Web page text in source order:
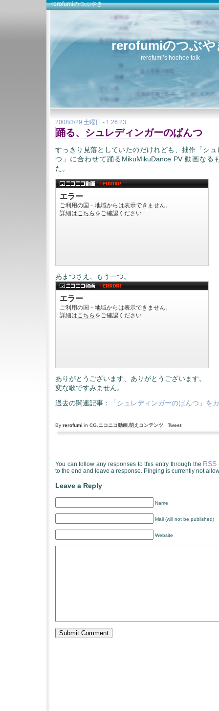
rerofumiのつぶやき
rerofumiのつぶや
rerofumi’s hoehoe talk
2008/3/29 土曜日 - 1:26:23
踊る、シュレディンガーのぱんつ
すっきり見落としていたのだけれども、拙作「シ
つ」に合わせて踊るMikuMikuDance PV 動画なる
た。
あまつさえ、もう一つ。
ありがとうございます、ありがとうございます。
変な歌ですみません。
過去の関連記事：
「シュレディンガーのぱんつ」を
By rerofumi in CG ニコニコ動画 萌えコンテンツ Tweet
You can follow any responses to this entry through the RSS
to the end and leave a response. Pinging is currently not
Leave a Reply
Name
Mail (will not be published)
Website